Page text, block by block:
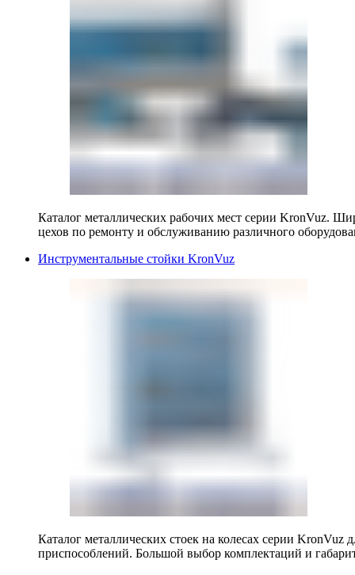
Каталог металлических рабочих мест серии KronVuz.
цехов по ремонту и обслуживанию различного
Инструментальные стойки KronVuz
Каталог металлических стоек на колесах серии KronVuz
приспособлений. Большой выбор комплектаций и